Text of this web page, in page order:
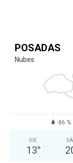
POSADAS
Nubes
86 %
VIE
13°